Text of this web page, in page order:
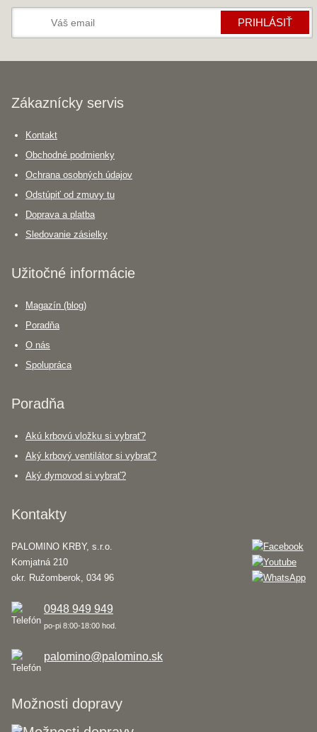
PRIHLÁSIŤ
Zákaznícky servis
Kontakt
Obchodné podmienky
Ochrana osobných údajov
Odstúpiť od zmuvy tu
Doprava a platba
Sledovanie zásielky
Užitočné informácie
Magazín (blog)
Poradňa
O nás
Spolupráca
Poradňa
Akú krbovú vložku si vybrať?
Aký krbový ventilátor si vybrať?
Aký dymovod si vybrať?
Kontakty
PALOMINO KRBY, s.r.o.
Komjatná 210
okr. Ružomberok, 034 96
0948 949 949
po-pi 8:00-18:00 hod.
palomino@palomino.sk
Možnosti dopravy